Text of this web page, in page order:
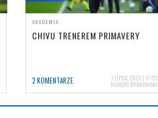
AKADEMIA
CHIVU TRENEREM PRIMAVERY
2 KOMENTARZE 1 LIPCA 2021 | 17:53
HUBERT RYBKOWSKI